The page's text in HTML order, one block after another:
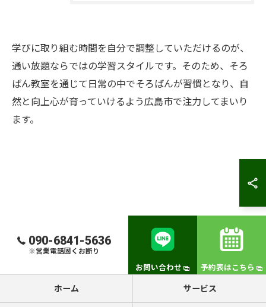
学びに取り組む時間を自分で調整していただけるのが、
通い放題ならではの学習スタイルです。そのため、そろ
ばん教室を通じて日常の中でそろばんが習慣となり、自
然と向上心が育っていけるよう広島市で注力してまいり
ます。
090-6841-5636
※営業電話固くお断り
お問い合わせ 予約表はこちら
ホーム サービス